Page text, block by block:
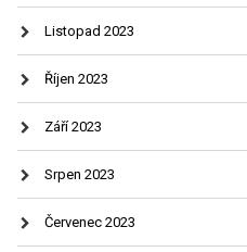
Listopad 2023
Říjen 2023
Září 2023
Srpen 2023
Červenec 2023